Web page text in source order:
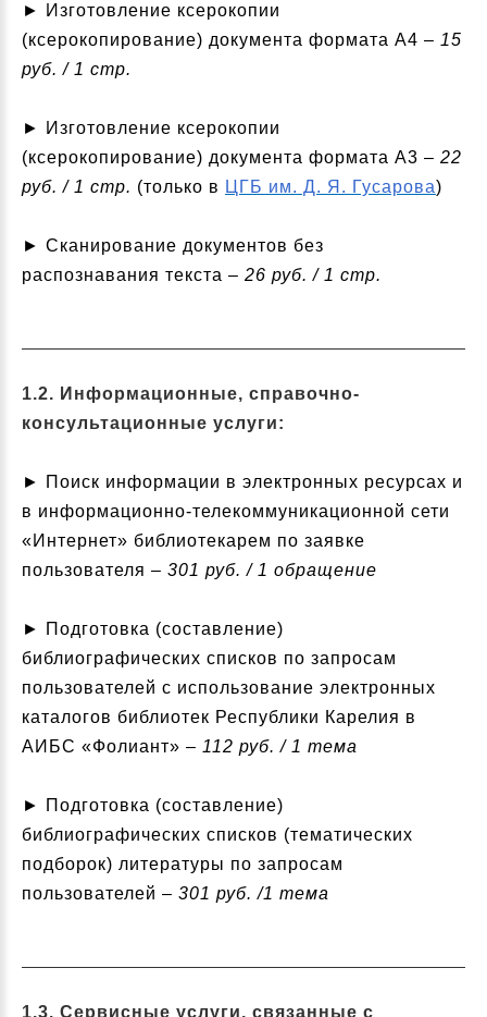
► Изготовление ксерокопии
(ксерокопирование) документа формата А4 – 15
руб. / 1 стр.
► Изготовление ксерокопии
(ксерокопирование) документа формата А3 – 22
руб. / 1 стр. (только в ЦГБ им. Д. Я. Гусарова)
► Сканирование документов без
распознавания текста – 26 руб. / 1 стр.
1.2. Информационные, справочно-
консультационные услуги:
► Поиск информации в электронных ресурсах и
в информационно-телекоммуникационной сети
«Интернет» библиотекарем по заявке
пользователя – 301 руб. / 1 обращение
► Подготовка (составление)
библиографических списков по запросам
пользователей с использование электронных
каталогов библиотек Республики Карелия в
АИБС «Фолиант» – 112 руб. / 1 тема
► Подготовка (составление)
библиографических списков (тематических
подборок) литературы по запросам
пользователей – 301 руб. /1 тема
1.3. Сервисные услуги, связанные с